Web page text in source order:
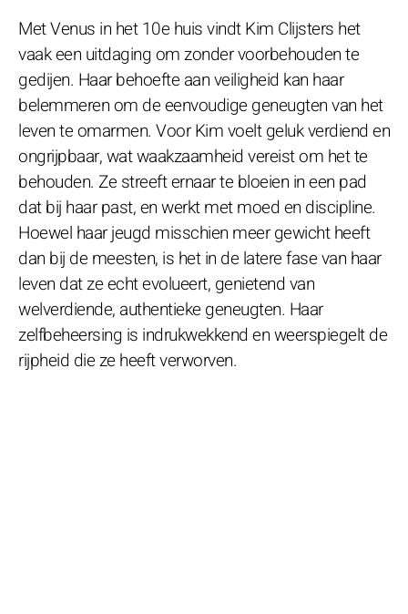
Met Venus in het 10e huis vindt Kim Clijsters het
vaak een uitdaging om zonder voorbehouden te
gedijen. Haar behoefte aan veiligheid kan haar
belemmeren om de eenvoudige geneugten van het
leven te omarmen. Voor Kim voelt geluk verdiend en
ongrijpbaar, wat waakzaamheid vereist om het te
behouden. Ze streeft ernaar te bloeien in een pad
dat bij haar past, en werkt met moed en discipline.
Hoewel haar jeugd misschien meer gewicht heeft
dan bij de meesten, is het in de latere fase van haar
leven dat ze echt evolueert, genietend van
welverdiende, authentieke geneugten. Haar
zelfbeheersing is indrukwekkend en weerspiegelt de
rijpheid die ze heeft verworven.